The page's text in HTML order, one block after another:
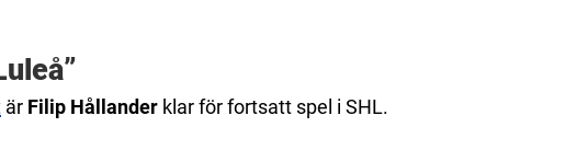
är Filip Hållander klar för fortsatt spel i SHL.